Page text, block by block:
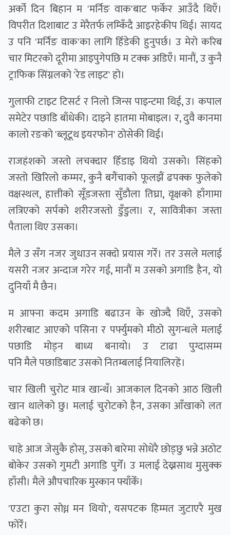
अर्को दिन बिहान म 'मर्निङ वाक'बाट फर्केर आउँदै थिएँ।
विपरीत दिशाबाट उ मेरैतर्फ लम्किँदै आइरहेकीप थिई। सायद
उ पनि 'मर्निङ वाक'का लागि हिँडेकी हुनुपर्छ। उ मेरो करिब
चार मिटरको दूरीमा आइपुगेपछि म टक्क अडिएँ। मानौं, उ कुनै
ट्राफिक सिंग्नलको 'रेड लाइट' हो।
गुलाफी टाइट टिसर्ट र निलो जिन्स पाइन्टमा थिई, उ। कपाल
समेटेर पछाडि बाँधेकी। दाइने हातमा मोबाइल। र, दुवै कानमा
कालाे रङकाे 'ब्लूटूथ इयरफोन' ठोसेकी थिई।
राजहंशको जस्तो लचक्दार हिँडाइ थियो उसको। सिंहको
जस्तो खिरिलो कम्मर, कुनै बगैंचाको फूलझैं ढपक्क फुलेको
वक्षस्थल, हात्तीको सूँडजस्ता सुँडौला तिघ्रा, वृक्षको हाँगामा
लत्रिएको सर्पको शरीरजस्ताे डुँडुला। र, सावित्रीका जस्ता
पैताला थिए उसका।
मैले उ सँग नजर जुधाउन सक्दो प्रयास गरेँ। तर उसले मलाई
यसरी नजर अन्दाज गरेर गई, मानौं म उसको अगाडि हैन, यो
दुनियाँ मै छैन।
म आफ्ना कदम अगाडि बढाउन के खोज्दै थिएँ, उसको
शरीरबाट आएको पसिना र पर्फ्युमको मीठो सुगन्धले मलाई
पछाडि मोड्न बाध्य बनायो। उ टाढा पुग्दासम्म
पनि मैले पछाडिबाट उसको नितम्बलाई नियालिरहें।
चार खिली चुरोट मात्र खान्थँ। आजकाल दिनको आठ खिली
खान थालेको छु। मलाई चुरोटको हैन, उसका आँखाको लत
बढेको छ।
चाहे आज जेसुकै होस्, उसको बारेमा सोधेरै छोड्छु भन्ने अठोट
बोकेर उसको गुमटी अगाडि पुगेँ। उ मलाई देख्नसाथ मुसुक्क
हाँसी। मैले औपचारिक मुस्कान फ्याँकेँ।
'एउटा कुरा सोध्न मन थियो', यसपटक हिम्मत जुटाएरै मुख
फोरेँ।